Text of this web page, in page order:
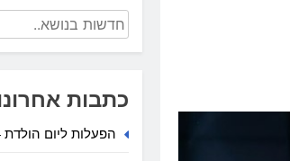
כתבות
הפעלות ליום הולדת 4: רעיונות מרעננים ושמחים